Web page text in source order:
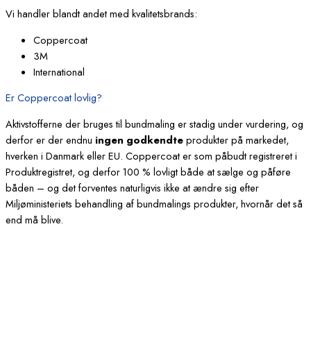
Vi handler blandt andet med kvalitetsbrands:
Coppercoat
3M
International
Er Coppercoat lovlig?
Aktivstofferne der bruges til bundmaling er stadig under vurdering, og
derfor er der endnu ingen godkendteprodukter på markedet,
hverken i Danmark eller EU. Coppercoat er som påbudt registreret i
Produktregistret, og derfor 100 % lovligt både at sælge og påføre
båden – og det forventes naturligvis ikke at ændre sig efter
Miljøministeriets behandling af bundmalings produkter, hvornår det så
end må blive.